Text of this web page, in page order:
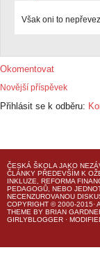
Však oni to
Okomentovat
Novější příspěvek
Přihlásit se k odběru:
ČESKÁ ŠKOLA JAKO
ČLÁNKY PŘEDEVŠÍM K
INKLUZE, REFORMA
PEDAGOGŮ, NEBO
NECENZUROVANOU
COPYRIGHT © 2000-2015·
THEME BY BRIAN
GIRLYBLOGGER ·